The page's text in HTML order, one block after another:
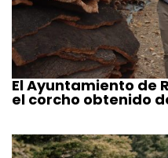
El Ayuntamiento de
el corcho obtenido